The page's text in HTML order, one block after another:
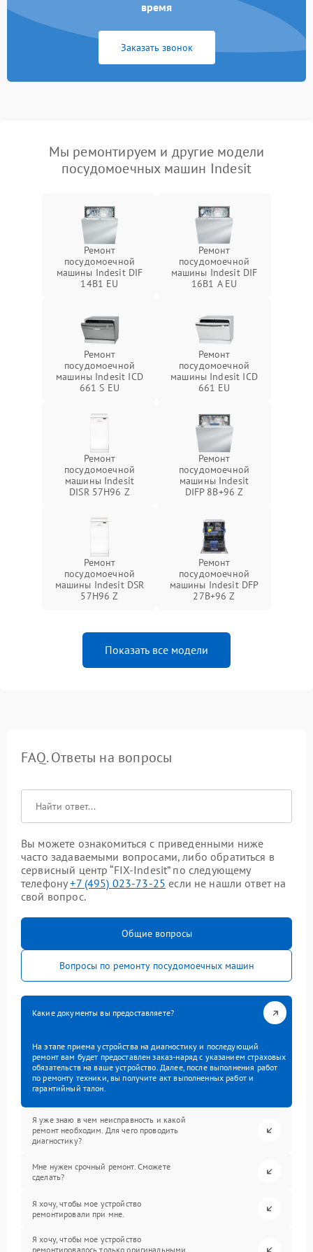
время
Заказать звонок
Мы ремонтируем и другие модели
посудомоечных машин Indesit
Ремонт
посудомоечной
машины Indesit DIF
14B1 EU
Ремонт
посудомоечной
машины Indesit DIF
16B1 A EU
Ремонт
посудомоечной
машины Indesit ICD
661 S EU
Ремонт
посудомоечной
машины Indesit ICD
661 EU
Ремонт
посудомоечной
машины Indesit
DISR 57H96 Z
Ремонт
посудомоечной
машины Indesit
DIFP 8B+96 Z
Ремонт
посудомоечной
машины Indesit DSR
57H96 Z
Ремонт
посудомоечной
машины Indesit DFP
27B+96 Z
Показать все модели
FAQ. Ответы на вопросы
Вы можете ознакомиться с приведенными ниже
часто задаваемыми вопросами, либо обратиться в
сервисный центр “FIX-Indesit” по следующему
телефону+7 (495) 023-73-25 если не нашли ответ на
свой вопрос.
Общие вопросы
Вопросы по ремонту посудомоечных машин
Какие документы вы предоставляете?
На этапе приема устройства на диагностику и последующий
ремонт вам будет предоставлен заказ-наряд с указанием страховых
обязательств на ваше устройство. Далее, после выполнения работ
по ремонту техники, вы получите акт выполненных работ и
гарантийный талон.
Я уже знаю в чем неисправность и какой
ремонт необходим. Для чего проводить
диагностику?
Мне нужен срочный ремонт. Сможете
сделать?
Я хочу, чтобы мое устройство
ремонтировали при мне.
Я хочу, чтобы мое устройство
ремонтировалось только оригинальными